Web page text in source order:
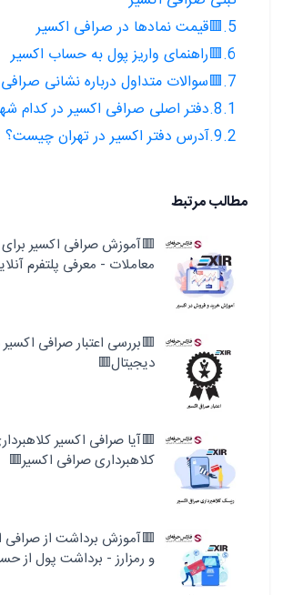
5.🟥قیمت نمادها در صرافی اکسیر
6.🟥راهنمای واریز پول به حساب اکسیر
7.🟥سوالات متداول درباره نشانی صرافی Exir
8.1.دفتر اصلی صرافی اکسیر در کدام شهر قرار دارد؟
9.2.آدرس دفتر اکسیر در تهران چیست؟
مطالب مرتبط
🟥آموزش صرافی اکسیر برای
معاملات - معرفی پلتفرم
🟥بررسی اعتبار صرافی اکسیر
دیجیتال🟥
🟥آیا صرافی اکسیر
کلاهبرداری صرافی اکسیر🟥
🟥آموزش برداشت از صرافی
و رمزارز - برداشت پول از